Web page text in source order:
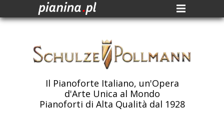
Il Pianoforte Italiano, un'Opera
d'Arte Unica al Mondo
Pianoforti di Alta Qualità dal 1928